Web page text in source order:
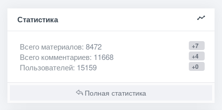
Статистика
+7
Всего материалов: 8472
+4
Всего комментариев: 11668
+0
Пользователей: 15159
Полная статистика